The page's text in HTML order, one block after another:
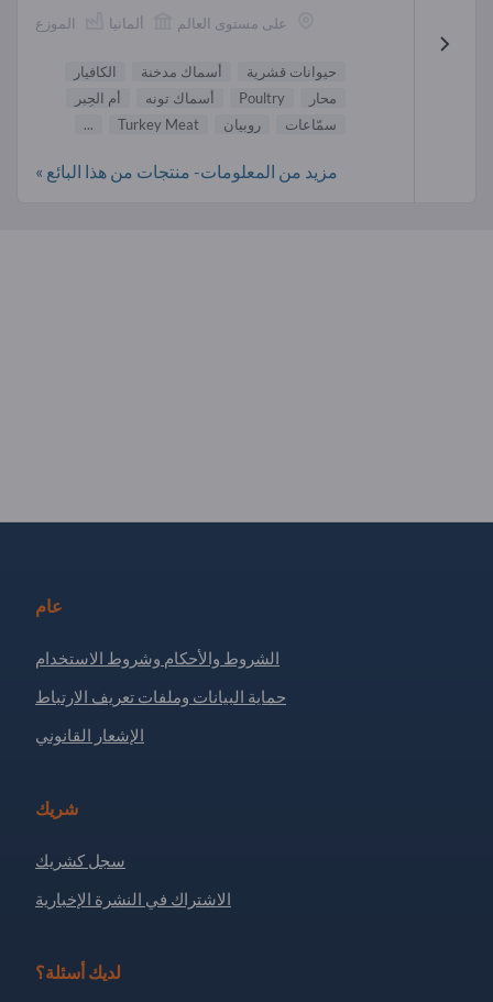
الموزع ألمانيا على مستوى العالم
حيوانات قشرية أسماك مدخنة
الكافيار
محار
Poultry أسماك تونه
أم الحِبر
سمّاعات
روبيان Turkey Meat
...
مزيد من المعلومات- منتجات من هذا البائع »
عام
الشروط والأحكام وشروط الاستخدام
حماية البيانات وملفات تعريف الارتباط
الإشعار القانوني
شريك
سجل كشريك
الاشتراك في النشرة الإخبارية
لديك أسئلة؟